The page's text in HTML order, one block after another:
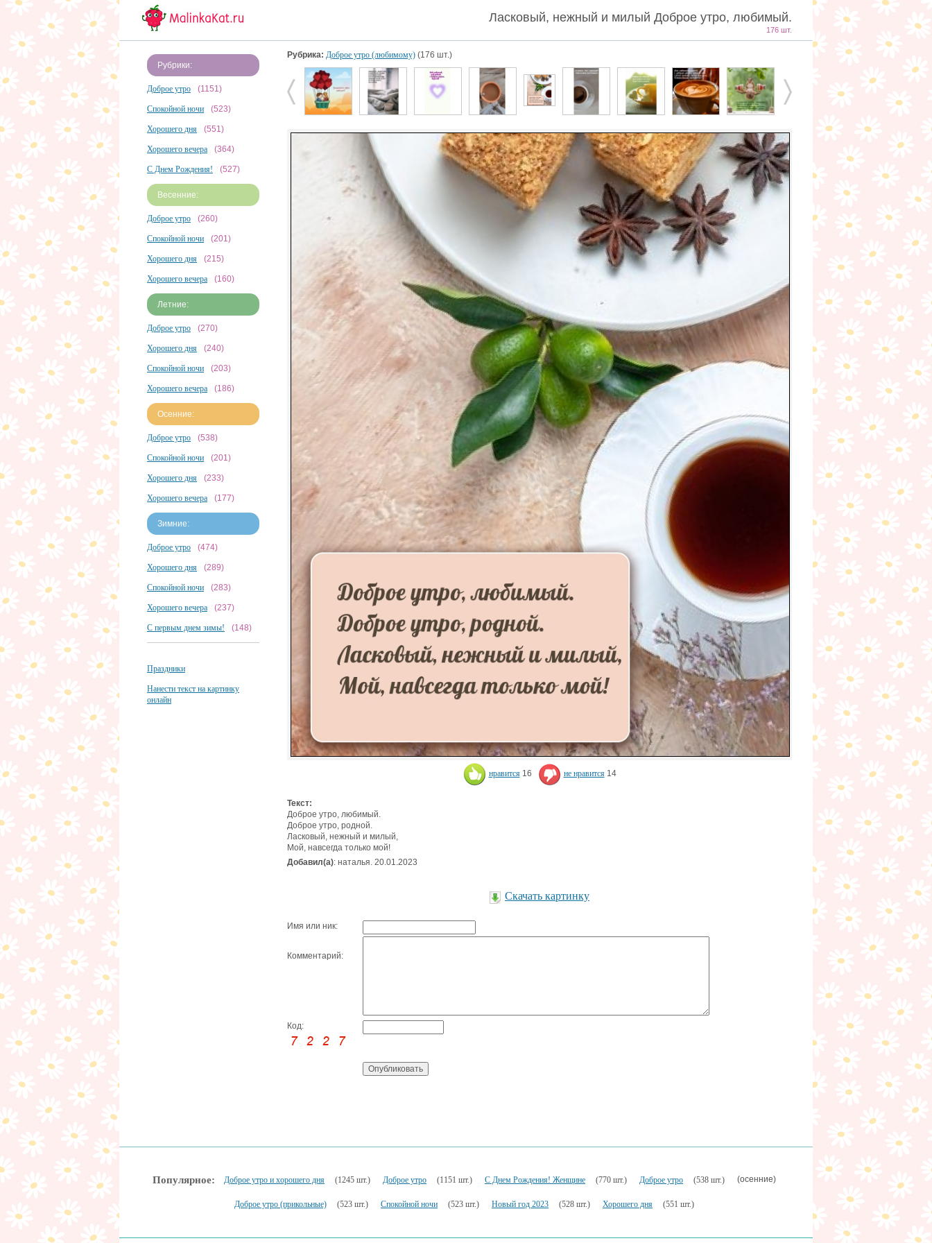
Ласковый, нежный и милый Доброе утро, любимый.
176 шт.
Рубрики:
Доброе утро (1151)
Спокойной ночи (523)
Хорошего дня (551)
Хорошего вечера (364)
С Днем Рождения! (527)
Весенние:
Доброе утро (260)
Спокойной ночи (201)
Хорошего дня (215)
Хорошего вечера (160)
Летние:
Доброе утро (270)
Хорошего дня (240)
Спокойной ночи (203)
Хорошего вечера (186)
Осенние:
Доброе утро (538)
Спокойной ночи (201)
Хорошего дня (233)
Хорошего вечера (177)
Зимние:
Доброе утро (474)
Хорошего дня (289)
Спокойной ночи (283)
Хорошего вечера (237)
С первым днем зимы! (148)
Праздники
Нанести текст на картинку
онлайн
Рубрика: Доброе утро (любимому) (176 шт.)
нравится 16 не нравится 14
Текст:
Доброе утро, любимый.
Доброе утро, родной.
Ласковый, нежный и милый,
Мой, навсегда только мой!
Добавил(а): наталья. 20.01.2023
Скачать картинку
Имя или ник:
Комментарий:
Код:
Популярное: Доброе утро и хорошего дня (1245 шт.) Доброе утро (1151 шт.) С Днем Рождения! Женщине (770 шт.) Доброе утро (538 шт.) (осенние)
Доброе утро (прикольные) (523 шт.) Спокойной ночи (523 шт.) Новый год 2023 (528 шт.) Хорошего дня (551 шт.)